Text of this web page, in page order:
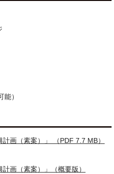
）
計画（素案）」 （PDF 7.7 MB）
画（素案）」（概要版）